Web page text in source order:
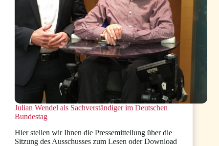
Julian Wendel als Sachverständiger im Deutschen
Bundestag
Hier stellen wir Ihnen die Pressemitteilung über die
Sitzung des Ausschusses zum Lesen oder Download